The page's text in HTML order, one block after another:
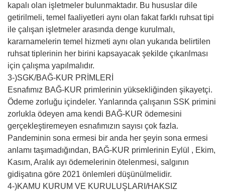
kapalı olan işletmeler bulunmaktadır. Bu hususlar dile
getirilmeli, temel faaliyetleri aynı olan fakat farklı ruhsat tipi
ile çalışan işletmeler arasında denge kurulmalı,
kararnamelerin temel hizmeti aynı olan yukarıda belirtilen
ruhsat tiplerinin her birini kapsayacak şekilde çıkarılması
için çalışma yapılmalıdır.
3-)SGK/BAĞ-KUR PRİMLERİ
Esnafımız BAĞ-KUR primlerinin yüksekliğinden şikayetçi.
Ödeme zorluğu içindeler. Yanlarında çalışanın SSK primini
zorlukla ödeyen ama kendi BAĞ-KUR ödemesini
gerçekleştiremeyen esnafımızın sayısı çok fazla.
Pandeminin sona ermesi bir anda her şeyin sona ermesi
anlamı taşımadığından, BAĞ-KUR primlerinin Eylül , Ekim,
Kasım, Aralık ayı ödemelerinin ötelenmesi, salgının
gidişatına göre 2021 önlemleri düşünülmelidir.
4-)KAMU KURUM VE KURULUŞLARI/HAKSIZ